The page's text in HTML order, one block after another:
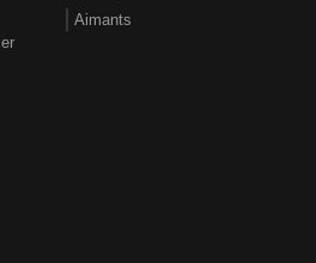
Aimants